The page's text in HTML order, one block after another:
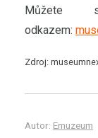
Můžete
odkazem:
Zdroj:
Autor: Emuzeum